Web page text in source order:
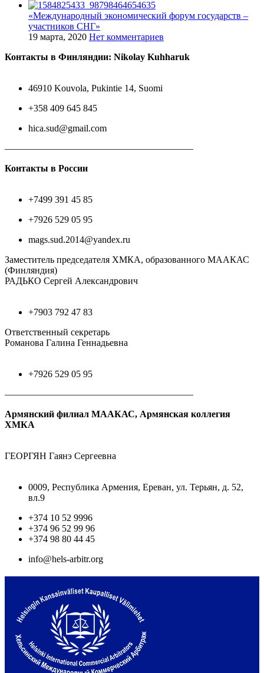
«Международный экономический форум государств –
участников СНГ»
19 марта, 2020 Нет комментариев
Контакты в Финляндии: Nikolay Kuhharuk
46910 Kouvola, Pukintie 14, Suomi
+358 409 645 845
hica.sud@gmail.com
————————————————————
Контакты в России
+7499 391 45 85
+7926 529 05 95
mags.sud.2014@yandex.ru
Заместитель председателя ХМКА, образованного МААКАС
(Финляндия)
РАДЬКО Сергей Александрович
+7903 792 47 83
Ответственный секретарь
Романова Галина Геннадьевна
+7926 529 05 95
————————————————————
Армянский филиал МААКАС, Армянская коллегия
ХМКА
ГЕОРГЯН Гаянэ Сергеевна
0009, Республика Армения, Ереван, ул. Терьян, д. 52,
вл.9
+374 10 52 9996
+374 96 52 99 96
+374 98 80 44 45
info@hels-arbitr.org